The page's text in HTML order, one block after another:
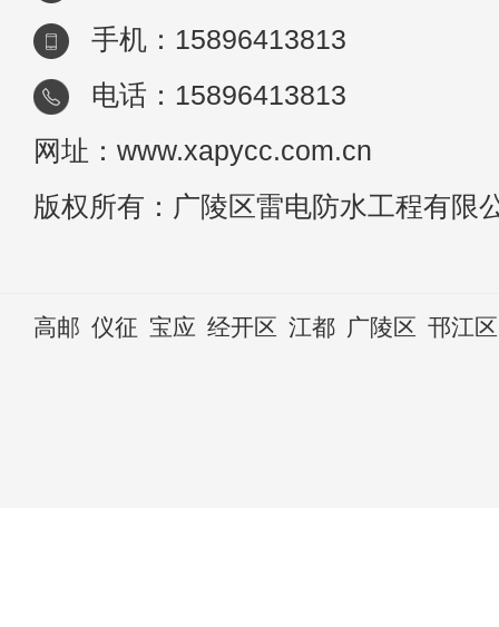
手机：15896413813
电话：15896413813
网址：www.xapycc.com.cn
版权所有：广陵区雷电防水工程有限
高邮 仪征 宝应 经开区 江都 广陵区 邗江区